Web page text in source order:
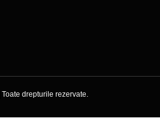
| Toate drepturile rezervate.